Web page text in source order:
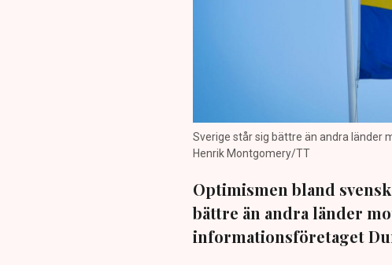
Sverige står sig bättre än andra länder
Henrik Montgomery/TT
Optimismen bland
bättre än andra länder
informationsföretaget